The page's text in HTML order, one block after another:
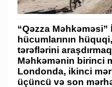
“Qəzza
hücumlarının
tərəflərini
Məhkəmənin birinci
Londonda, ikinci
üçüncü və son